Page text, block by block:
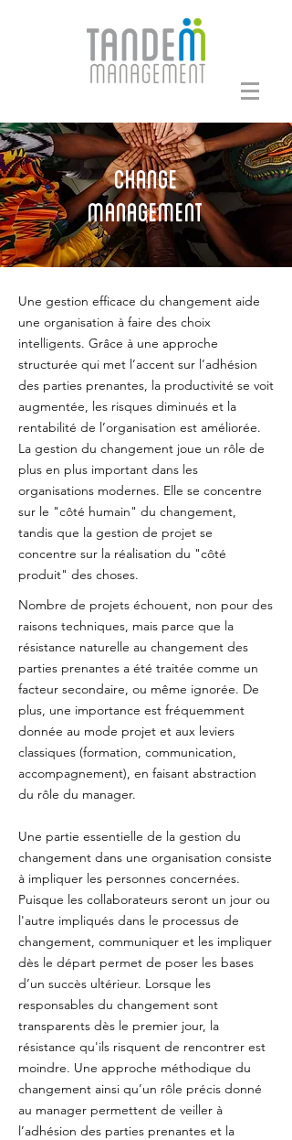
CHANGE
MANAGEMENT
Une gestion efficace du changement aide
une organisation à faire des choix
intelligents. Grâce à une approche
structurée qui met l’accent sur l’adhésion
des parties prenantes, la productivité se voit
augmentée, les risques diminués et la
rentabilité de l’organisation est améliorée.
La gestion du changement joue un rôle de
plus en plus important dans les
organisations modernes. Elle se concentre
sur le "côté humain" du changement,
tandis que la gestion de projet se
concentre sur la réalisation du "côté
produit" des choses.
Nombre de projets échouent, non pour des
raisons techniques, mais parce que la
résistance naturelle au changement des
parties prenantes a été traitée comme un
facteur secondaire, ou même ignorée. De
plus, une importance est fréquemment
donnée au mode projet et aux leviers
classiques (formation, communication,
accompagnement), en faisant abstraction
du rôle du manager.
Une partie essentielle de la gestion du
changement dans une organisation consiste
à impliquer les personnes concernées.
Puisque les collaborateurs seront un jour ou
l'autre impliqués dans le processus de
changement, communiquer et les impliquer
dès le départ permet de poser les bases
d’un succès ultérieur. Lorsque les
responsables du changement sont
transparents dès le premier jour, la
résistance qu'ils risquent de rencontrer est
moindre. Une approche méthodique du
changement ainsi qu’un rôle précis donné
au manager permettent de veiller à
l’adhésion des parties prenantes et la